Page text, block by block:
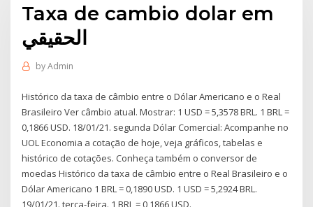
Taxa de cambio dolar em
الحقيقي
byAdmin
Histórico da taxa de câmbio entre o Dólar Americano e o Real
Brasileiro Ver câmbio atual. Mostrar: 1 USD = 5,3578 BRL. 1 BRL =
0,1866 USD. 18/01/21. segunda Dólar Comercial: Acompanhe no
UOL Economia a cotação de hoje, veja gráficos, tabelas e
histórico de cotações. Conheça também o conversor de
moedas Histórico da taxa de câmbio entre o Real Brasileiro e o
Dólar Americano 1 BRL = 0,1890 USD. 1 USD = 5,2924 BRL.
19/01/21. terça-feira. 1 BRL = 0,1866 USD.